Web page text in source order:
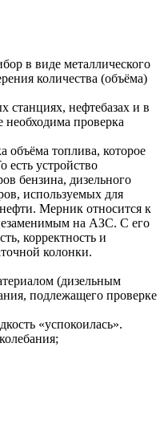
в виде металлического
количества (объёма)
станциях, нефтебазах и в
проверка
объёма топлива, которое
есть устройство
бензина, дизельного
используемых для
Мерник относится к
на АЗС. С его
корректность и
колонки.
(дизельным
подлежащего проверке
«успокоилась».